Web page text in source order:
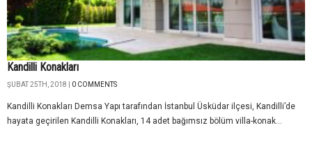
Kandilli Konakları
ŞUBAT 25TH, 2018 | 0 COMMENTS
Kandilli Konakları Demsa Yapı tarafından İstanbul Üsküdar ilçesi, Kandilli’de
hayata geçirilen Kandilli Konakları, 14 adet bağımsız bölüm villa-konak...